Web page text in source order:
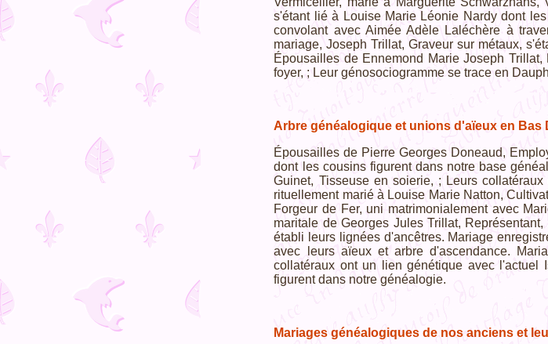
s'étant lié à Louise Marie Léonie Nardy dont
convolant avec Aimée Adèle Laléchère à
mariage, Joseph Trillat, Graveur sur métaux,
Épousailles de Ennemond Marie Joseph
foyer, ; Leur génosociogramme se trace en
Arbre généalogique et unions d'aïeux en Bas
Épousailles de Pierre Georges Doneaud,
dont les cousins figurent dans notre base
Guinet, Tisseuse en soierie, ; Leurs
rituellement marié à Louise Marie Natton,
Forgeur de Fer, uni matrimonialement avec
maritale de Georges Jules Trillat,
établi leurs lignées d'ancêtres. Mariage
avec leurs aïeux et arbre d'ascendance.
collatéraux ont un lien génétique avec l'actuel
figurent dans notre généalogie.
Mariages généalogiques de nos anciens et